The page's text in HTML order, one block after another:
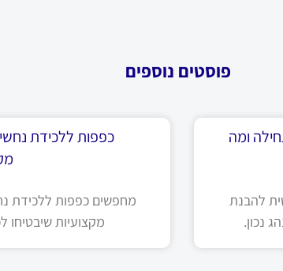
פוסטים נוספים
ומה
להבנת
נכון.
כפפות ללכידת
מחפשים כפפות ללכידת
מקצועיות שיבטיחו